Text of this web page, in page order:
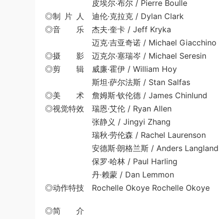
皮埃尔·布尔 / Pierre Boulle
◎制 片 人 迪伦·克拉克 / Dylan Clark
◎音 乐 杰夫·奎卡 / Jeff Kryka
迈克·吉亚奇诺 / Michael Giacchino
◎摄 影 迈克尔·塞瑞岑 / Michael Seresin
◎剪 辑 威廉·霍伊 / William Hoy
斯坦·萨尔法斯 / Stan Salfas
◎美 术 詹姆斯·钦伦德 / James Chinlund
◎视觉特效 瑞恩·艾伦 / Ryan Allen
张静义 / Jingyi Zhang
瑞秋·劳伦森 / Rachel Laurenson
安德斯·朗格兰斯 / Anders
保罗·哈林 / Paul Harling
丹·赖蒙 / Dan Lemmon
◎动作特技 Rochelle Okoye Rochelle Okoye
◎简 介